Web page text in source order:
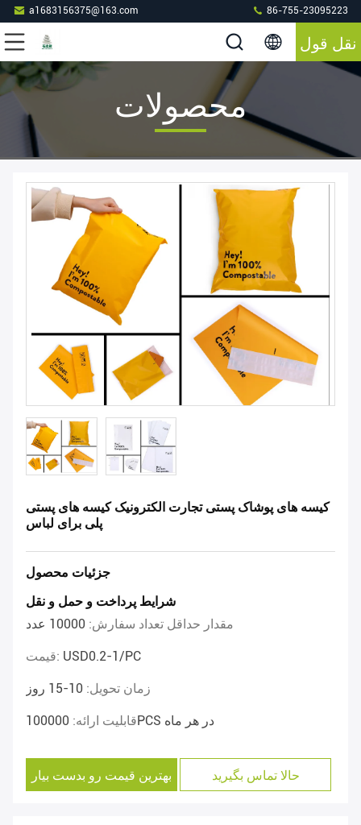
a1683156375@163.com 86-755-23095223
نقل قول
محصولات
کیسه های پوشاک پستی تجارت الکترونیک کیسه های پستی
پلی برای لباس
جزئیات محصول
شرایط پرداخت و حمل و نقل
مقدار حداقل تعداد سفارش: 10000 عدد
قیمت: USD0.2-1/PC
زمان تحویل: 10-15 روز
قابلیت ارائه: 100000PCS در هر ماه
بهترین قیمت رو بدست بیار حالا تماس بگیرید